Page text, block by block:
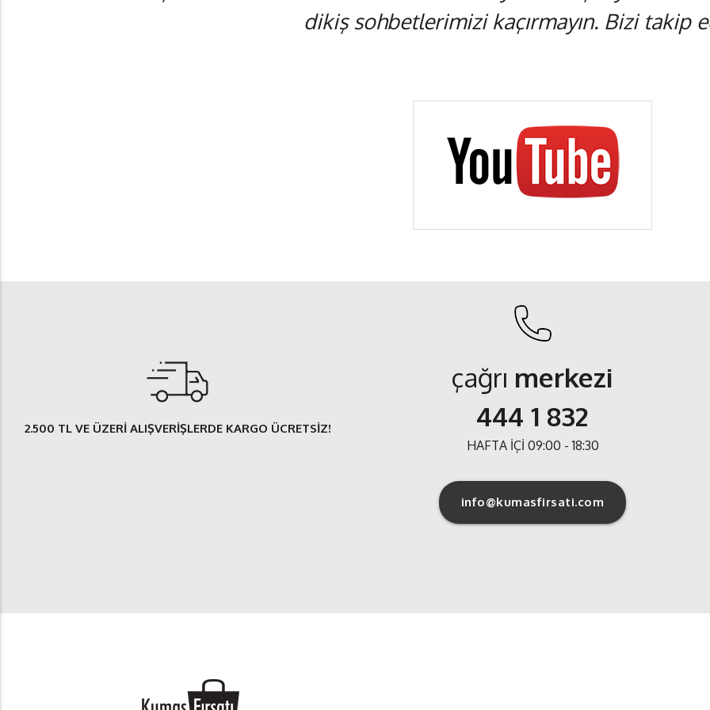
dikiş sohbetlerimizi kaçırmayın. Bizi takip
2.500 TLVE ÜZERİ ALIŞVERİŞLERDE KARGO ÜCRETSİZ!
çağrı merkezi
444 1 832
HAFTA İÇİ 09:00 - 18:30
info@kumasfirsati.com